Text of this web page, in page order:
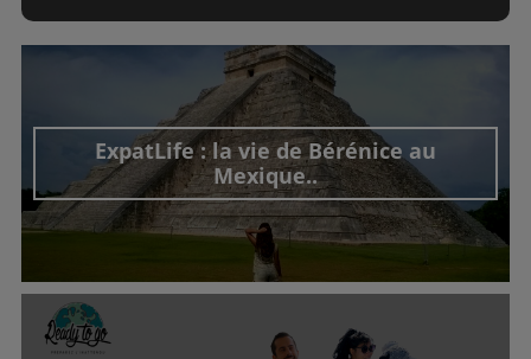
ExpatLife : la vie de Bérénice au
Mexique..
Découvrir cet interview